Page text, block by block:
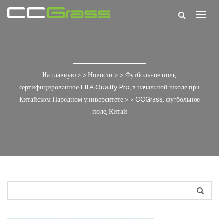
На главную > > Новости > > Футбольное поле,
сертифицированное FIFA Quality Pro, в начальной школе при
Китайском Народном университете > > CCGrass, футбольное
поле, Китай